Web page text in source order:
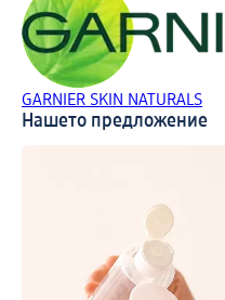
GARNIER SKIN NATURALS
Нашето предложение